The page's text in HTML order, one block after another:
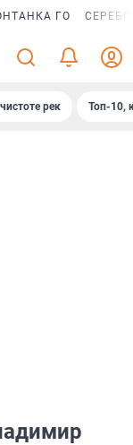
ГО
рек Топ-10,